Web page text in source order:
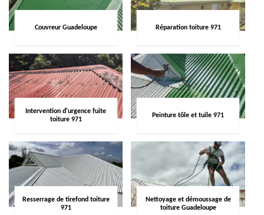
Couvreur Guadeloupe Réparation toiture 971
Intervention d'urgence fuite
toiture 971
Peinture tôle et tuile 971
Resserrage de tirefond toiture
971
Nettoyage et démoussage de
toiture Guadeloupe